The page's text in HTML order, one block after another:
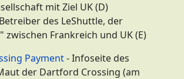
mit Ziel UK (D)
des LeShuttle, der
zwischen Frankreich und UK (E)
Payment- Infoseite des
der Dartford Crossing (am